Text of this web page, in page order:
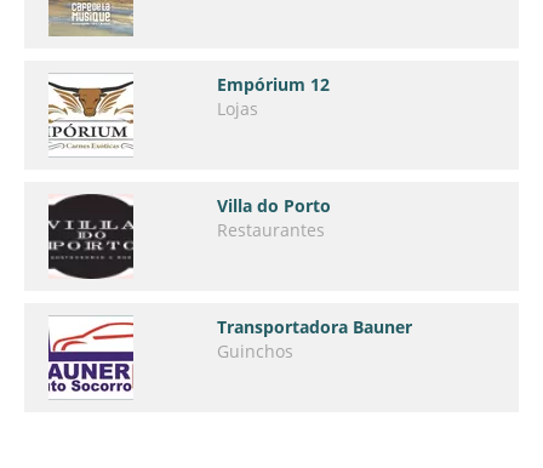
Empórium 12
Lojas
Villa do Porto
Restaurantes
Transportadora Bauner
Guinchos